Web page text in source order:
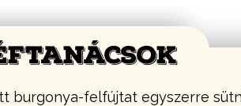
burgonya-felfújtat egyszerre